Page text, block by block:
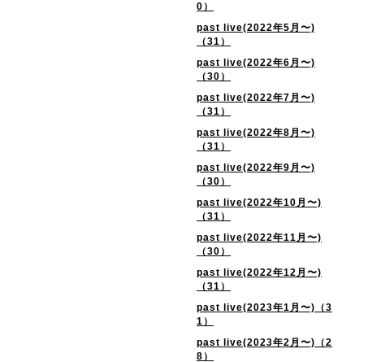
0）
past live(2022年5月〜)
（31）
past live(2022年6月〜)
（30）
past live(2022年7月〜)
（31）
past live(2022年8月〜)
（31）
past live(2022年9月〜)
（30）
past live(2022年10月〜)
（31）
past live(2022年11月〜)
（30）
past live(2022年12月〜)
（31）
past live(2023年1月〜)（3
1）
past live(2023年2月〜)（2
8）